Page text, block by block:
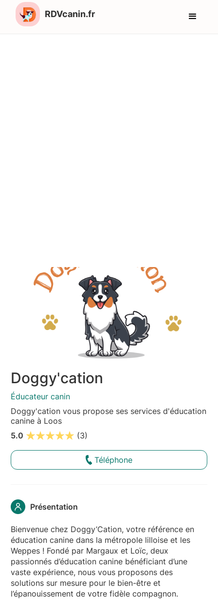
RDVcanin.fr
Doggy'cation
Éducateur canin
Doggy'cation vous propose ses services d'éducation
canine à Loos
5.0
(3)
Téléphone
Présentation
Bienvenue chez Doggy’Cation, votre référence en
éducation canine dans la métropole lilloise et les
Weppes ! Fondé par Margaux et Loïc, deux
passionnés d’éducation canine bénéficiant d’une
vaste expérience, nous vous proposons des
solutions sur mesure pour le bien-être et
l’épanouissement de votre fidèle compagnon.